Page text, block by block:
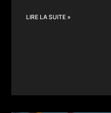
LIRE LA SUITE »